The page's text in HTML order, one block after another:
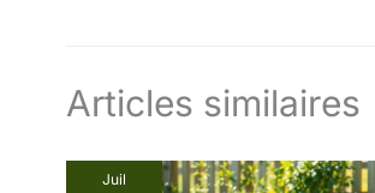
Articles similaires
Juil